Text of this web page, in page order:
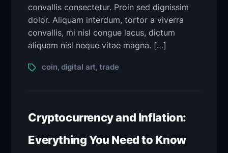
convallis consectetur. Proin sed dignissim
dolor. Aliquam interdum, tortor a viverra
convallis, mi nisl congue lacus, dictum
aliquam nisl neque vitae magna. […]
coin, digital art,trade
Cryptocurrency and Inflation:
Everything You Need to Know